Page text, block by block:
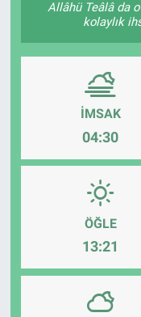
Allâhü Teâlâ da
kolaylık
İMSAK
04:30
ÖĞLE
13:21
Gündem
Kültür-Sanat
Magazin
Politika
Resmi İlanlar
Sağlık